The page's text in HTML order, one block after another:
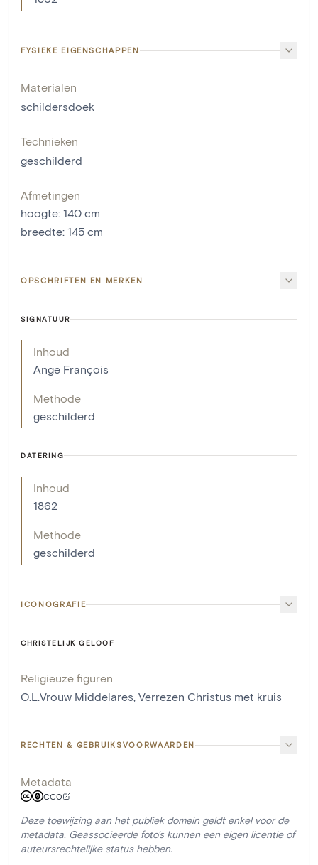
FYSIEKE EIGENSCHAPPEN
Materialen
schildersdoek
Technieken
geschilderd
Afmetingen
hoogte: 140 cm
breedte: 145 cm
OPSCHRIFTEN EN MERKEN
SIGNATUUR
Inhoud
Ange François
Methode
geschilderd
DATERING
Inhoud
1862
Methode
geschilderd
ICONOGRAFIE
CHRISTELIJK GELOOF
Religieuze figuren
O.L.Vrouw Middelares, Verrezen Christus met kruis
RECHTEN & GEBRUIKSVOORWAARDEN
Metadata
CC0
Deze toewijzing aan het publiek domein geldt enkel voor de
metadata. Geassocieerde foto's kunnen een eigen licentie of
auteursrechtelijke status hebben.